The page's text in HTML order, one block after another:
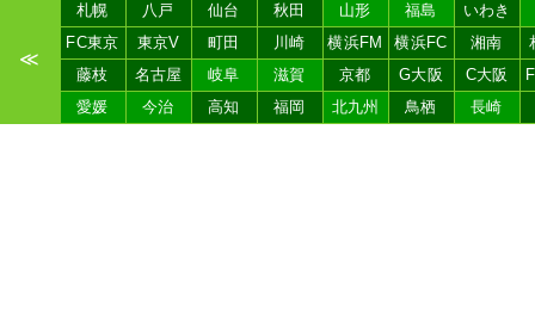
≪
札幌 八戸 仙台 秋田 山形 福島
いわき
FC東京
東京V 町田 川崎 横浜FM 横浜FC 湘南
藤枝
名古屋 岐阜 滋賀 京都 G大阪 C大阪
愛媛
今治 高知 福岡 北九州 鳥栖 長崎